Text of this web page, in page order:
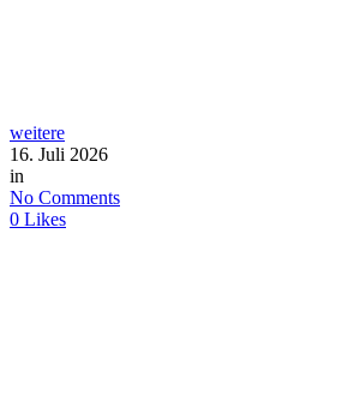
weitere
16. Juli 2026
in
No Comments
0 Likes